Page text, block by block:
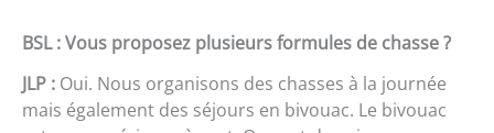
BSL : Vous proposez plusieurs formules de chasse ?
JLP : Oui. Nous organisons des chasses à la journée
mais également des séjours en bivouac. Le bivouac